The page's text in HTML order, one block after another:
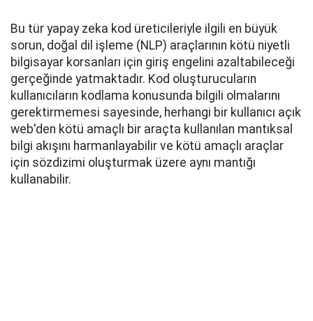
Bu tür yapay zeka kod üreticileriyle ilgili en büyük
sorun, doğal dil işleme (NLP) araçlarının kötü niyetli
bilgisayar korsanları için giriş engelini azaltabileceği
gerçeğinde yatmaktadır. Kod oluşturucuların
kullanıcıların kodlama konusunda bilgili olmalarını
gerektirmemesi sayesinde, herhangi bir kullanıcı açık
web'den kötü amaçlı bir araçta kullanılan mantıksal
bilgi akışını harmanlayabilir ve kötü amaçlı araçlar
için sözdizimi oluşturmak üzere aynı mantığı
kullanabilir.